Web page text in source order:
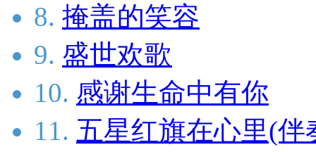
8. 掩盖的笑容
9. 盛世欢歌
10. 感谢生命中有你
11. 五星红旗在心里(伴